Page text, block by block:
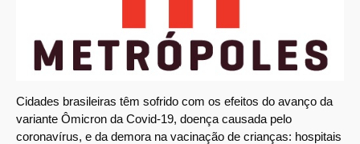
Cidades brasileiras têm sofrido com os efeitos do avanço da
variante Ômicron da Covid-19, doença causada pelo
coronavírus, e da demora na vacinação de crianças: hospitais